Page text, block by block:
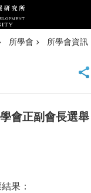
所學會 所學會資訊
會正副會長選舉
果：